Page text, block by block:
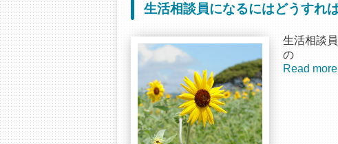
生活相談員になるにはどうすれ
生活相談
の
Read more